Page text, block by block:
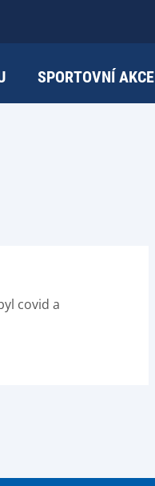
SPORTOVNÍ AKCE
covid a